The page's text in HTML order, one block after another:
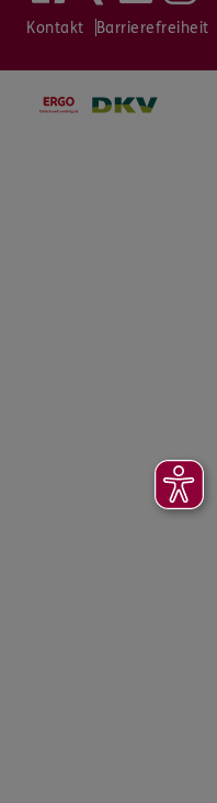
Kontakt Barrierefreiheit